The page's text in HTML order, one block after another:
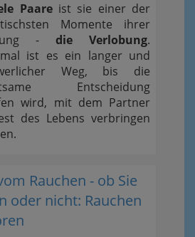
Paareist sie einer der
Momente ihrer
- die Verlobung.
ist es ein langer und
Weg, bis die
Entscheidung
wird, mit dem Partner
des Lebens verbringen
Rauchen - ob Sie
oder nicht: Rauchen